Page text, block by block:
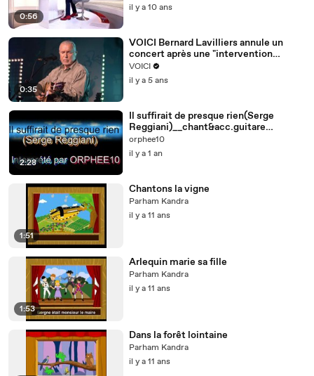
0:56
il y a 10 ans
0:35
VOICI Bernard Lavilliers annule un
concert après une "intervention
chirurgicale d'urgence"
VOICI
il y a 5 ans
2:28
Il suffirait de presque rien(Serge
Reggiani)__chant&acc.guitare
ORPHEE10(+Tab)
orphee10
il y a 1 an
1:51
Chantons la vigne
Parham Kandra
il y a 11 ans
1:53
Arlequin marie sa fille
Parham Kandra
il y a 11 ans
Dans la forêt lointaine
Parham Kandra
il y a 11 ans